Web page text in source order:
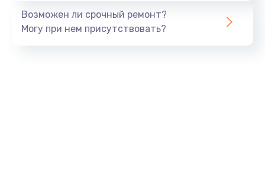
Возможен ли срочный ремонт?
Могу при нем присутствовать?